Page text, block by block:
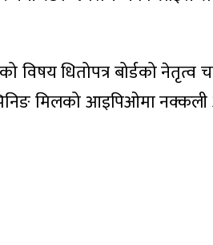
विषय धितोपत्र बोर्डको
मिलको आइपिओमा